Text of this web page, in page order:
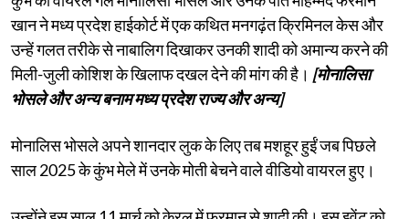
खान ने मध्य प्रदेश हाईकोर्ट में एक कथित मनगढ़ंत क्रिमिनल केस और
उन्हें गलत तरीके से नाबालिग दिखाकर उनकी शादी को अमान्य करने की
मिली-जुली कोशिश के खिलाफ दखल देने की मांग की है। [मोनालिसा
भोसले और अन्य बनाम मध्य प्रदेश राज्य और अन्य]
मोनालिस भोसले अपने शानदार लुक के लिए तब मशहूर हुईं जब पिछले
साल 2025 के कुंभ मेले में उनके मोती बेचने वाले वीडियो वायरल हुए।